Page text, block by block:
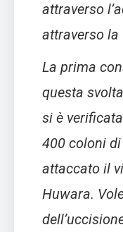
attraverso
attraverso la
La prima
questa
si è
400 coloni
attaccato il
Huwara.